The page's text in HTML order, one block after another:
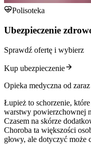
Polisoteka
Ubezpieczenie
Sprawdź ofertę i wybierz
Kup ubezpieczenie
Opieka medyczna od zaraz
Łupież to schorzenie,
warstwy powierzchownej
Czasem na skórze
Choroba ta większości
głowy, ale dotyczyć może